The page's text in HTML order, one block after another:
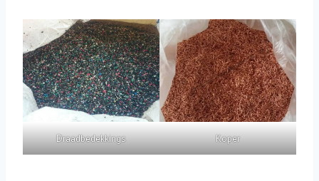
Draadbedekkings Koper